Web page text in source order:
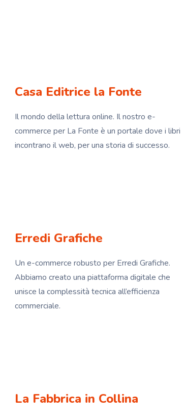
Casa Editrice la Fonte
Il mondo della lettura online. Il nostro e-
commerce per La Fonte è un portale dove i libri
incontrano il web, per una storia di successo.
Erredi Grafiche
Un e-commerce robusto per Erredi Grafiche.
Abbiamo creato una piattaforma digitale che
unisce la complessità tecnica all’efficienza
commerciale.
La Fabbrica in Collina